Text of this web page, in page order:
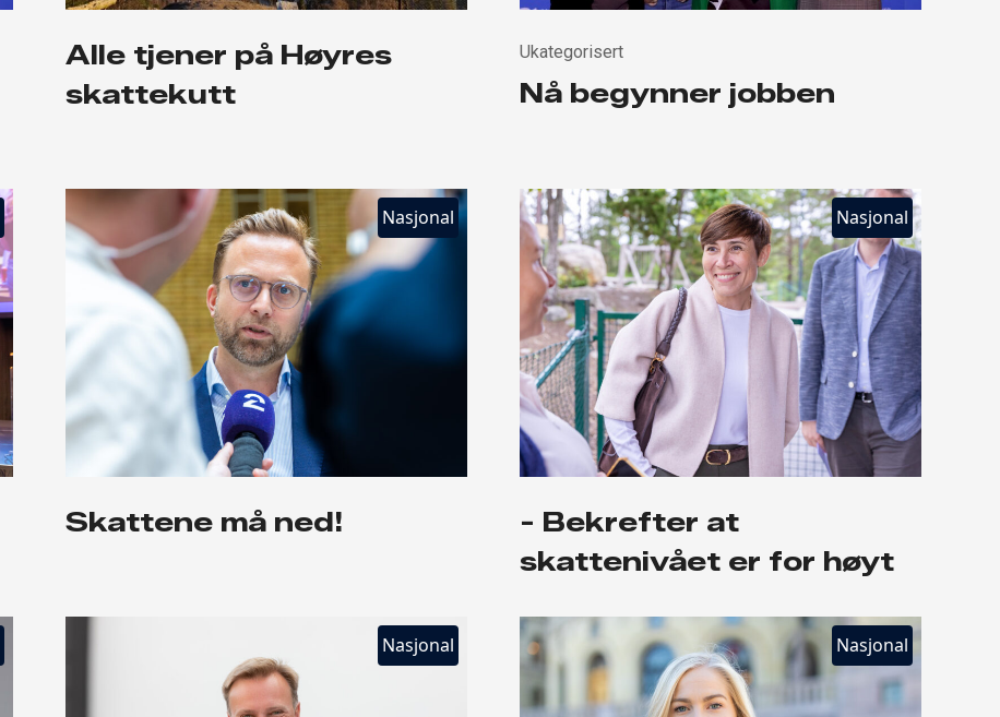
Alle tjener på Høyres
skattekutt
Ukategorisert
Nå begynner jobben
Nasjonal
Skattene må ned!
Nasjonal
- Bekrefter at
skattenivået er for høyt
Nasjonal Nasjonal